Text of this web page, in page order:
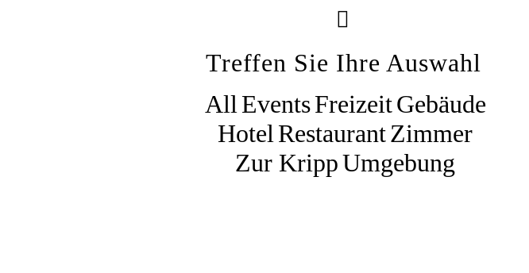
Treffen Sie Ihre Auswahl
All EventsFreizeitGebäude
Hotel RestaurantZimmer
Zur KrippUmgebung